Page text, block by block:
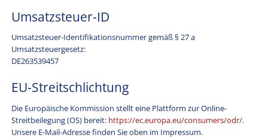
Umsatzsteuer-ID
Umsatzsteuer-Identifikationsnummer gemäß § 27 a
Umsatzsteuergesetz:
DE263539457
EU-Streitschlichtung
Die Europäische Kommission stellt eine Plattform zur Online-
Streitbeilegung (OS) bereit: https://ec.europa.eu/consumers/odr/.
Unsere E-Mail-Adresse finden Sie oben im Impressum.